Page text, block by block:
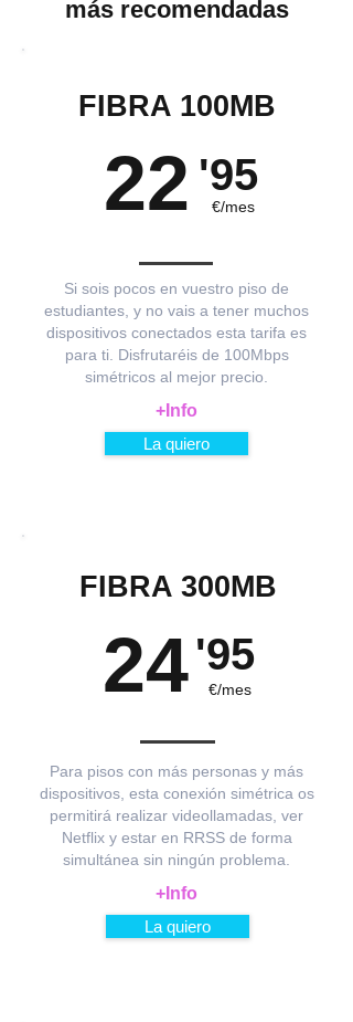
más recomendadas
FIBRA 100MB
22 '95
€/mes
Si sois pocos en vuestro piso de
estudiantes, y no vais a tener muchos
dispositivos conectados esta tarifa es
para ti. Disfrutaréis de 100Mbps
simétricos al mejor precio.
+Info
La quiero
FIBRA 300MB
24'95
€/mes
Para pisos con más personas y más
dispositivos, esta conexión simétrica os
permitirá realizar videollamadas, ver
Netflix y estar en RRSS de forma
simultánea sin ningún problema.
+Info
La quiero